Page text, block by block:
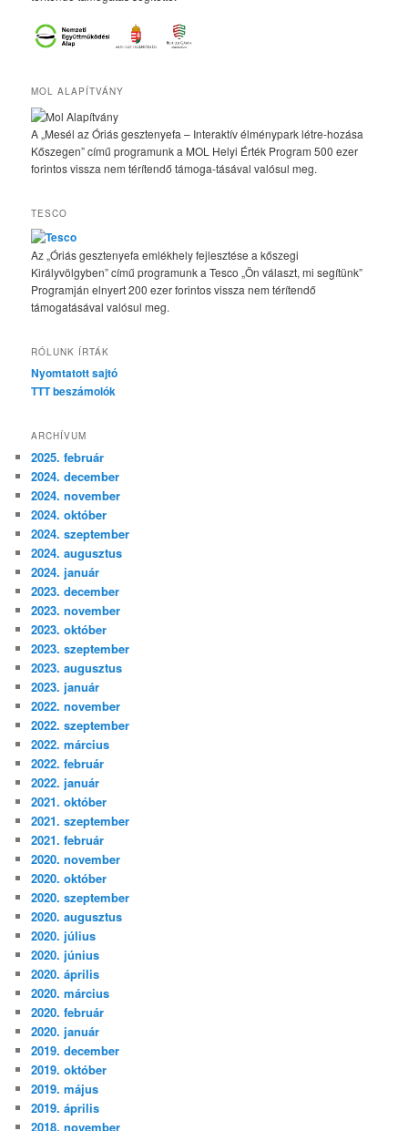
MOL ALAPÍTVÁNY
A „Mesél az Óriás gesztenyefa – Interaktív élménypark létre-hozása
Kőszegen” című programunk a MOL Helyi Érték Program 500 ezer
forintos vissza nem térítendő támoga-tásával valósul meg.
TESCO
Az „Óriás gesztenyefa emlékhely fejlesztése a kőszegi
Királyvölgyben” című programunk a Tesco „Ön választ, mi segítünk”
Programján elnyert 200 ezer forintos vissza nem térítendő
támogatásával valósul meg.
RÓLUNK ÍRTÁK
Nyomtatott sajtó
TTT beszámolók
ARCHÍVUM
2025. február
2024. december
2024. november
2024. október
2024. szeptember
2024. augusztus
2024. január
2023. december
2023. november
2023. október
2023. szeptember
2023. augusztus
2023. január
2022. november
2022. szeptember
2022. március
2022. február
2022. január
2021. október
2021. szeptember
2021. február
2020. november
2020. október
2020. szeptember
2020. augusztus
2020. július
2020. június
2020. április
2020. március
2020. február
2020. január
2019. december
2019. október
2019. május
2019. április
2018. november